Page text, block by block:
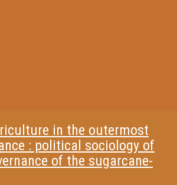
in the outermost
: political sociology of
of the sugarcane-